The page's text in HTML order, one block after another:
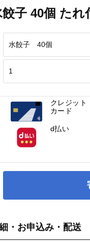
子 40個 た
・お申込み・配送
クレジット
カード
d払い